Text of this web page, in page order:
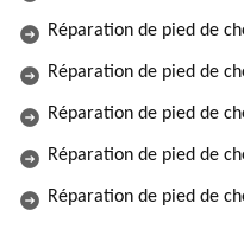
Réparation de pied de
Réparation de pied de
Réparation de pied de
Réparation de pied de
Réparation de pied de